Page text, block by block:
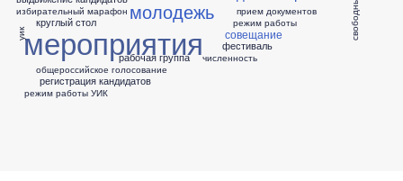
избирательный марафон
круглый стол
мероприятия
молодежь
общероссийское голосование
прием документов
рабочая группа
регистрация кандидатов
режим работы
режим работы УИК
совещание
уик
фестиваль
численность